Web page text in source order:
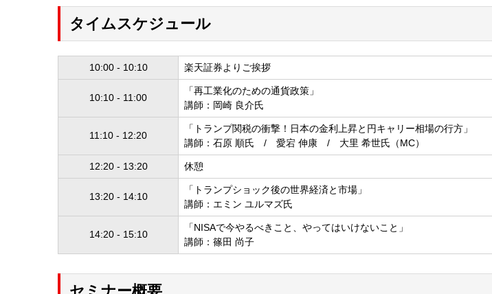
タイムスケジュール
10:00 - 10:10 楽天証券よりご挨拶
10:10 - 11:00
「再工業化のための通貨政策」
講師：岡崎 良介氏
11:10 - 12:20
「トランプ関税の衝撃！日本の金利上昇と円キャリー相場の行方」
講師：石原 順氏 / 愛宕 伸康 / 大里 希世氏（MC）
12:20 - 13:20 休憩
13:20 - 14:10
「トランプショック後の世界経済と市場」
講師：エミン ユルマズ氏
14:20 - 15:10
「NISAで今やるべきこと、やってはいけないこと」
講師：篠田 尚子